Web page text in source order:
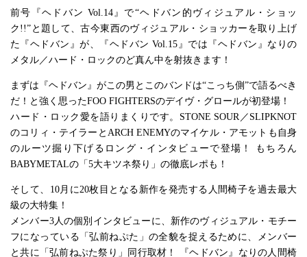
前号『ヘドバン Vol.14』で“ヘドバン的ヴィジュアル・ショッ
ク!!”と題して、古今東西のヴィジュアル・ショッカーを取り上げ
た『ヘドバン』が、『ヘドバン Vol.15』では『ヘドバン』なりの
メタル／ハード・ロックのど真ん中を射抜きます！
まずは『ヘドバン』がこの男とこのバンドは“こっち側”で語るべき
だ！と強く思ったFOO FIGHTERSのデイヴ・グロールが初登場！
ハード・ロック愛を語りまくりです。STONE SOUR／SLIPKNOT
のコリィ・テイラーとARCH ENEMYのマイケル・アモットも自身
のルーツ掘り下げるロング・インタビューで登場！ もちろん
BABYMETALの「5大キツネ祭り」の徹底レポも！
そして、10月に20枚目となる新作を発売する人間椅子を過去最大
級の大特集！
メンバー3人の個別インタビューに、新作のヴィジュアル・モチー
フになっている「弘前ねぷた」の全貌を捉えるために、メンバー
と共に「弘前ねぷた祭り」同行取材！ 『ヘドバン』なりの人間椅